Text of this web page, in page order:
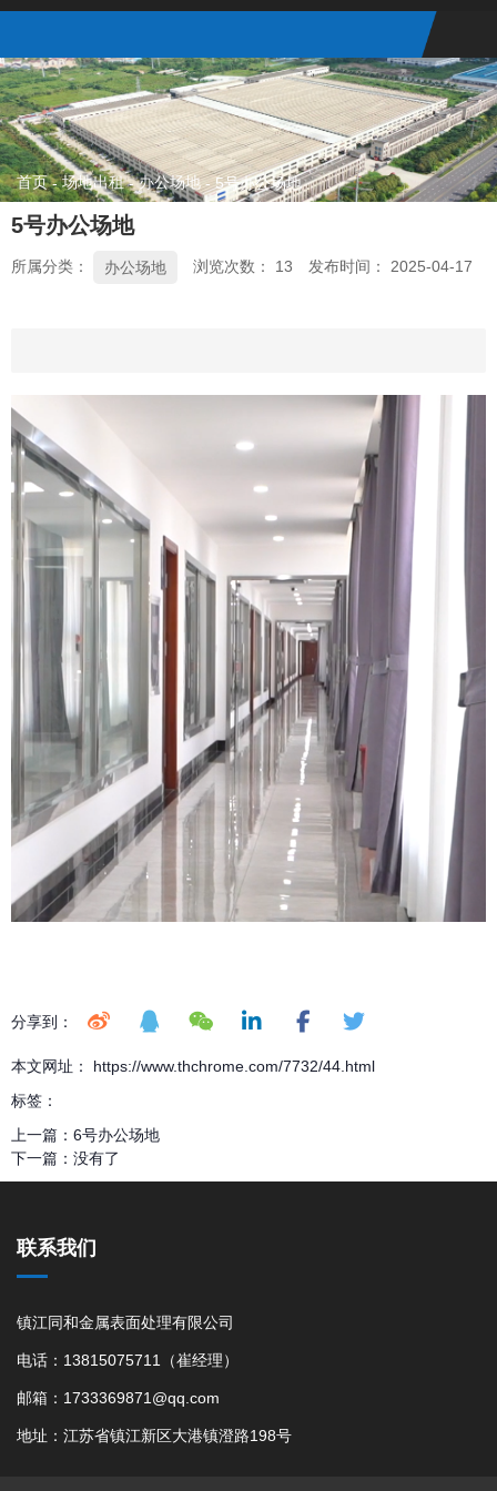
首页-场地出租 -办公场地 - 5号办公场地
5号办公场地
所属分类： 办公场地 浏览次数： 13 发布时间： 2025-04-17
分享到：
本文网址： https://www.thchrome.com/7732/44.html
标签：
上一篇： 6号办公场地
下一篇： 没有了
联系我们
镇江同和金属表面处理有限公司
电话：13815075711（崔经理）
邮箱：1733369871@qq.com
地址：江苏省镇江新区大港镇澄路198号